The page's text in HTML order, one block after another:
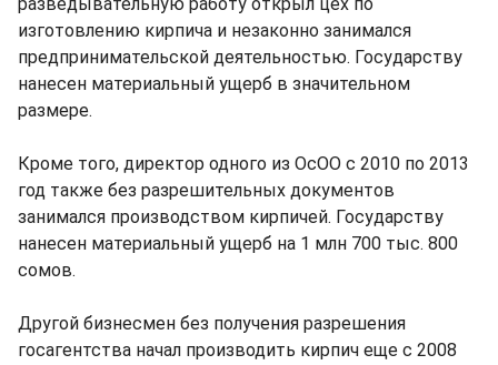
изготовлению кирпича и незаконно занимался
предпринимательской деятельностью. Государству
нанесен материальный ущерб в значительном
размере.
Кроме того, директор одного из ОсОО с 2010 по 2013
год также без разрешительных документов
занимался производством кирпичей. Государству
нанесен материальный ущерб на 1 млн 700 тыс. 800
сомов.
Другой бизнесмен без получения разрешения
госагентства начал производить кирпич еще с 2008